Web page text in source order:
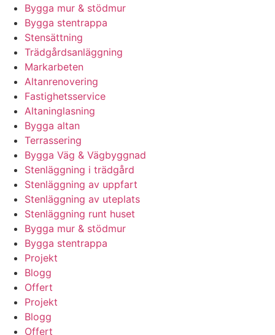
Bygga mur & stödmur
Bygga stentrappa
Stensättning
Trädgårdsanläggning
Markarbeten
Altanrenovering
Fastighetsservice
Altaninglasning
Bygga altan
Terrassering
Bygga Väg & Vägbyggnad
Stenläggning i trädgård
Stenläggning av uppfart
Stenläggning av uteplats
Stenläggning runt huset
Bygga mur & stödmur
Bygga stentrappa
Projekt
Blogg
Offert
Projekt
Blogg
Offert